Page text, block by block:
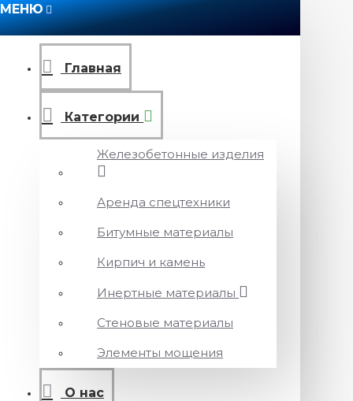
МЕНЮ
Главная
Категории
Железобетонные изделия
Аренда спецтехники
Битумные материалы
Кирпич и камень
Инертные материалы
Стеновые материалы
Элементы мощения
О нас